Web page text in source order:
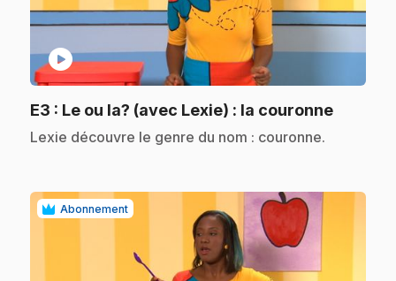
play_circle
E3 : Le ou la? (avec Lexie) : la couronne.
.Lexie découvre le genre du nom : couronne.
Abonnement